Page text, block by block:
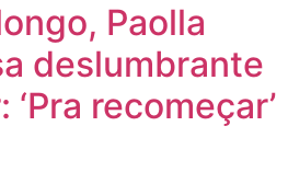
Paolla
deslumbrante
recomeçar’